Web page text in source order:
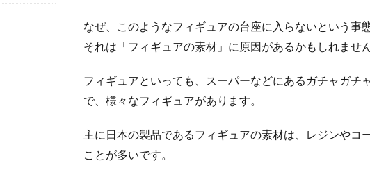
なぜ、このようなフィギュアの台座に入らないという事
それは「フィギュアの素材」に原因があるかもしれません
フィギュアといっても、スーパーなどにあるガチャガチ
で、様々なフィギュアがあります。
主に日本の製品であるフィギュアの素材は、レジンやコ
ことが多いです。